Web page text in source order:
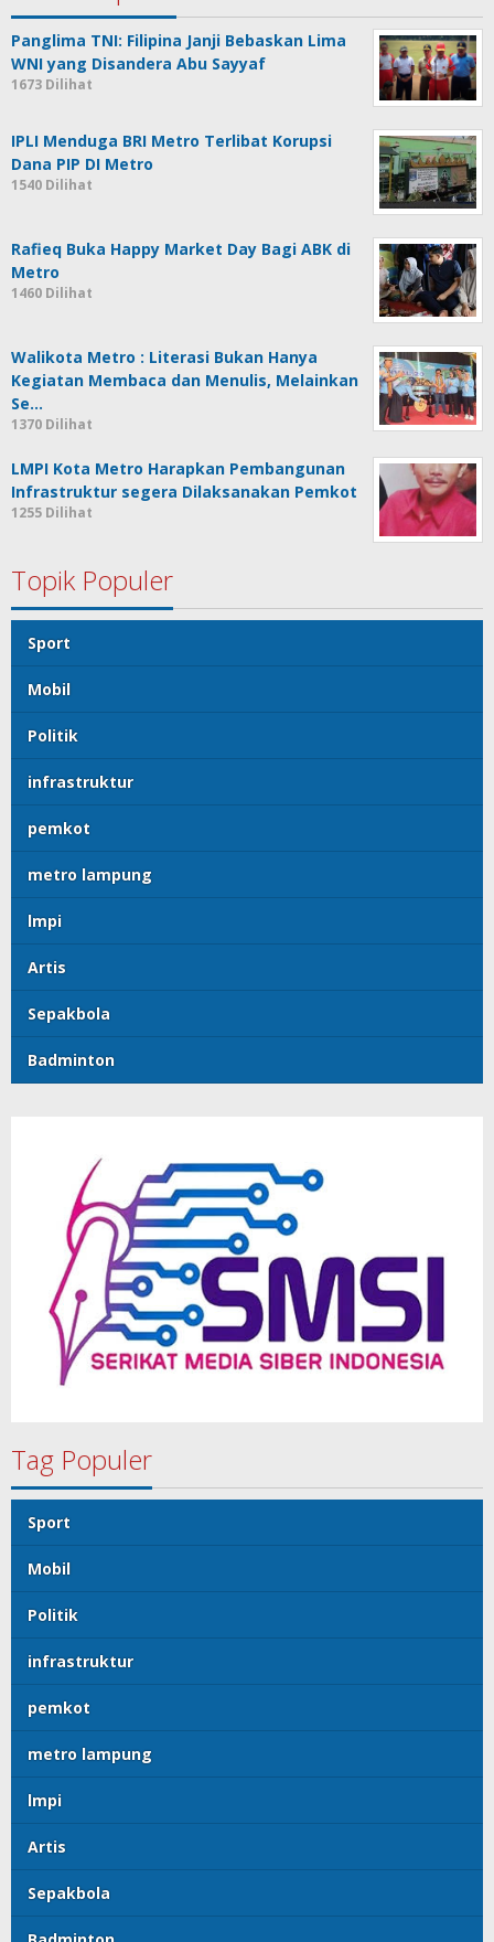
Panglima TNI: Filipina Janji Bebaskan Lima
WNI yang Disandera Abu Sayyaf
1673 Dilihat
IPLI Menduga BRI Metro Terlibat Korupsi
Dana PIP DI Metro
1540 Dilihat
Rafieq Buka Happy Market Day Bagi ABK di
Metro
1460 Dilihat
Walikota Metro : Literasi Bukan Hanya
Kegiatan Membaca dan Menulis, Melainkan
Se…
1370 Dilihat
LMPI Kota Metro Harapkan Pembangunan
Infrastruktur segera Dilaksanakan Pemkot
1255 Dilihat
Topik Populer
Sport
Mobil
Politik
infrastruktur
pemkot
metro lampung
lmpi
Artis
Sepakbola
Badminton
Tag Populer
Sport
Mobil
Politik
infrastruktur
pemkot
metro lampung
lmpi
Artis
Sepakbola